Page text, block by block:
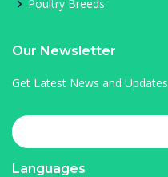
Poultry Breeds
Our Newsletter
Get Latest News and Updates
Languages